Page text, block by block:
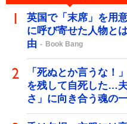
英国で「末席」を用
に呼び寄せた人物と
由
Book Bang
「死ぬとか言うな！
を残して自死した…
さ」に向き合う魂の